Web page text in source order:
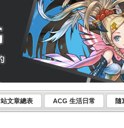
站文章總表 ACG 生活日常 隨